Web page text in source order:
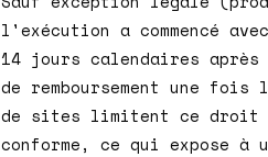
l'exécution a commencé
14 jours calendaires
de remboursement une
de sites limitent ce droit
conforme, ce qui expose